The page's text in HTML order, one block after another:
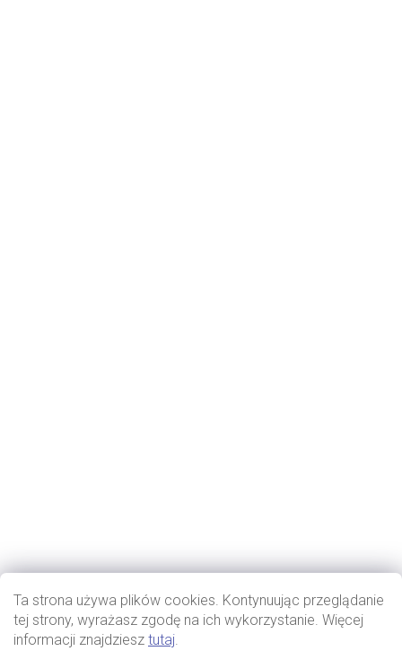
Ta strona używa plików cookies. Kontynuując przeglądanie
tej strony, wyrażasz zgodę na ich wykorzystanie. Więcej
informacji znajdziesz tutaj.